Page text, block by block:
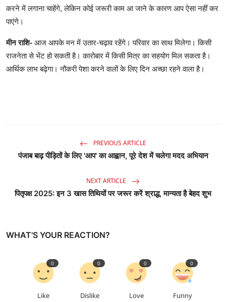
करने में लगाना चाहेंगे, लेकिन कोई जरूरी काम आ जाने के कारण आप ऐसा नहीं कर
पाएंगे।
मीन राशि- आज आपके मन में उतार-चढ़ाव रहेंगे। परिवार का साथ मिलेगा। किसी
राजनेता से भेंट हो सकती है। कारोबार में किसी मित्र का सहयोग मिल सकता है।
आर्थिक लाभ बढ़ेगा। नौकरी पेशा करने वालों के लिए दिन अच्छा रहने वाला है।
PREVIOUS ARTICLE
पंजाब बाढ़ पीड़ितों के लिए 'आप' का आह्वान, पूरे देश में चलेगा मदद अभियान
NEXT ARTICLE
पितृपक्ष 2025: इन 3 खास तिथियों पर जरूर करें श्राद्ध, मान्यता है बेहद शुभ
WHAT'S YOUR REACTION?
Like
0
Dislike
0
Love
0
Funny
0